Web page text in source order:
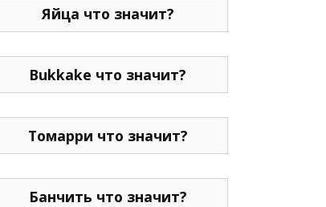
Яйца что значит?
Bukkake что значит?
Томарри что значит?
Банчить что значит?